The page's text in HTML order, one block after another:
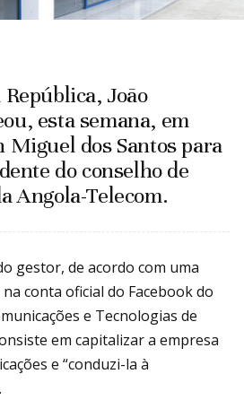
João
esta semana, em
Miguel dos Santos para
do conselho de
Angola-Telecom.
gestor, de acordo com uma
conta oficial do Facebook do
e Tecnologias de
em capitalizar a empresa
e “conduzi-la à